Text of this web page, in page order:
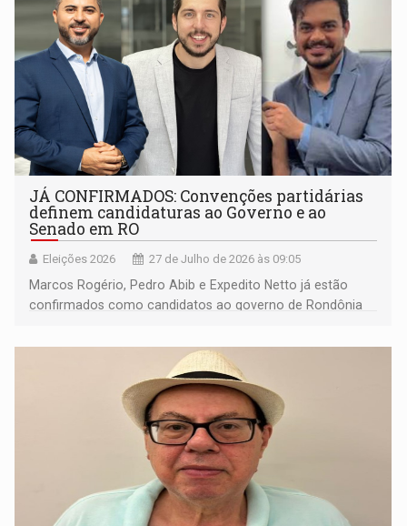
JÁ CONFIRMADOS: Convenções partidárias
definem candidaturas ao Governo e ao
Senado em RO
Eleições 2026 27 de Julho de 2026 às 09:05
Marcos Rogério, Pedro Abib e Expedito Netto já estão
confirmados como candidatos ao governo de Rondônia